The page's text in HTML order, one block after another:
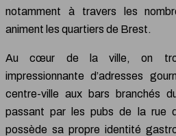
notamment à travers les
animent les quartiers de Brest.
Au cœur de la ville, on
impressionnante d’adresses
centre-ville aux bars branchés
passant par les pubs de la rue
possède sa propre identité